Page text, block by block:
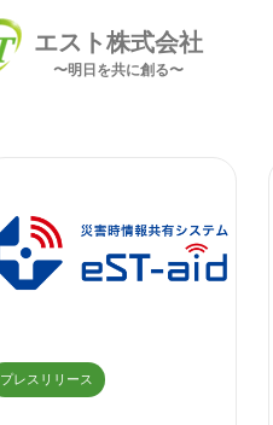
エスト株式会社
〜明日を共に創る〜
プレスリリース